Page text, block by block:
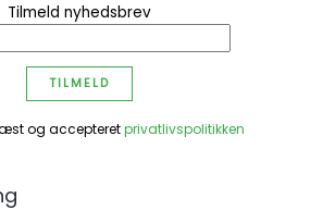
Tilmeld nyhedsbrev
og accepteretprivatlivspolitikken